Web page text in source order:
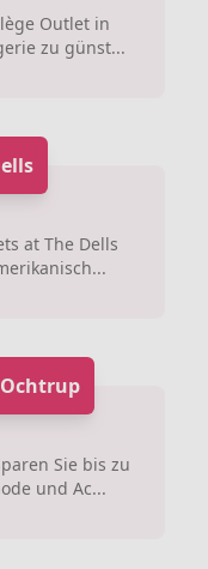
Outlet in
zu günst...
at The Dells
Sie bis zu
und Ac...